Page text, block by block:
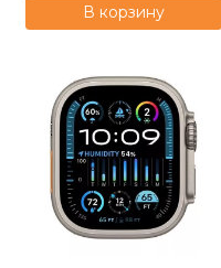
В корзину